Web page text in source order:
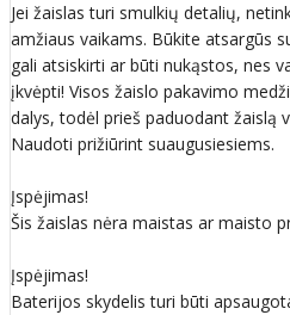
Jei žaislas turi smulkių detalių,
amžiaus vaikams. Būkite atsargūs
gali atsiskirti ar būti nukąstos, nes
įkvėpti! Visos žaislо pakavimo
dalys, todėl prieš paduodant žaislą
Naudoti prižiūrint suaugusiesiems.
Įspėjimas!
Šis žaislas nėra maistas ar maisto
Įspėjimas!
Baterijos skydelis turi būti